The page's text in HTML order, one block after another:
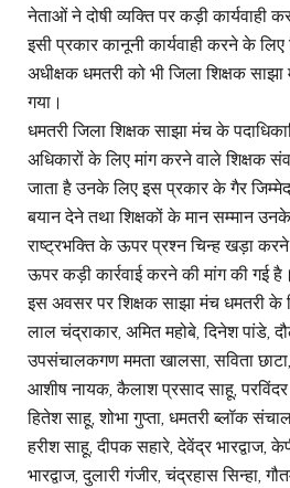
नेताओं ने दोषी व्यक्ति पर कड़ी कार्यवाही
इसी प्रकार कानूनी कार्यवाही करने के
अधीक्षक धमतरी को भी जिला शिक्षक
गया।
धमतरी जिला शिक्षक साझा मंच के
अधिकारों के लिए मांग करने वाले शिक्षक
जाता है उनके लिए इस प्रकार के गैर
बयान देने तथा शिक्षकों के मान सम्मान
राष्ट्रभक्ति के ऊपर प्रश्न चिन्ह खड़ा
ऊपर कड़ी कार्रवाई करने की मांग की गई है।
इस अवसर पर शिक्षक साझा मंच धमतरी
लाल चंद्राकार, अमित महोबे, दिनेश पांडे,
उपसंचालकगण ममता खालसा, सविता छाटा,
आशीष नायक, कैलाश प्रसाद साहू, परविंदर
हितेश साहू, शोभा गुप्ता, धमतरी ब्लॉक
हरीश साहू, दीपक सहारे, देवेंद्र भारद्वाज,
भारद्वाज, दुलारी गंजीर, चंद्रहास सिन्हा,